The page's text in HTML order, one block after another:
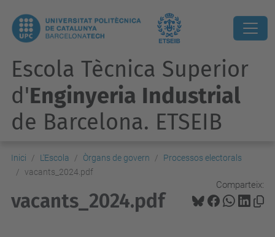
Escola Tècnica Superior
d'Enginyeria Industrial
de Barcelona. ETSEIB
Inici L'Escola Òrgans de govern
Processos electorals
vacants_2024.pdf
Comparteix:
vacants_2024.pdf